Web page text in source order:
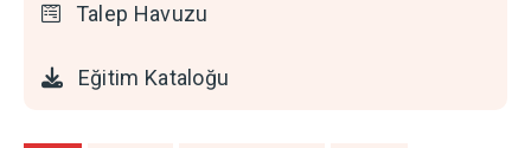
Talep Havuzu
Eğitim Kataloğu